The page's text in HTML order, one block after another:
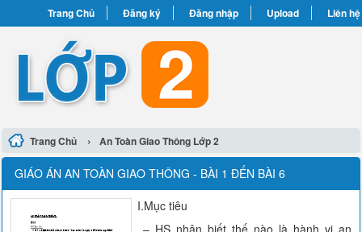
Trang Chủ Đăng ký Đăng nhập Upload Liên hệ
Trang Chủ › An Toàn Giao Thông Lớp 2
GIÁO ÁN AN TOÀN GIAO THÔNG - BÀI 1 ĐẾN BÀI 6
I.Mục tiêu
– HS nhận biết thế nào là hành vi an